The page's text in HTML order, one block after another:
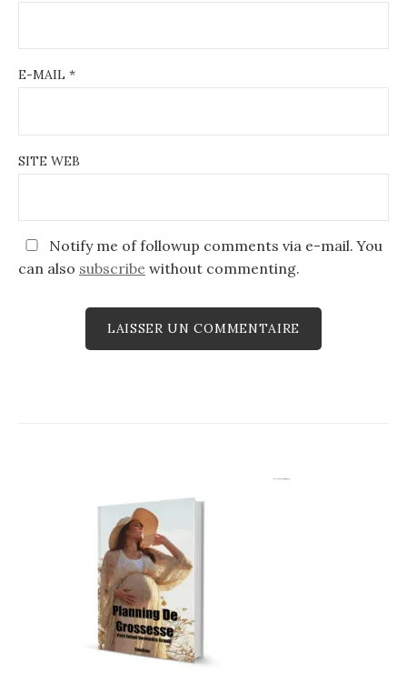
E-MAIL *
SITE WEB
Notify me of followup comments via e-mail. You
can also subscribe without commenting.